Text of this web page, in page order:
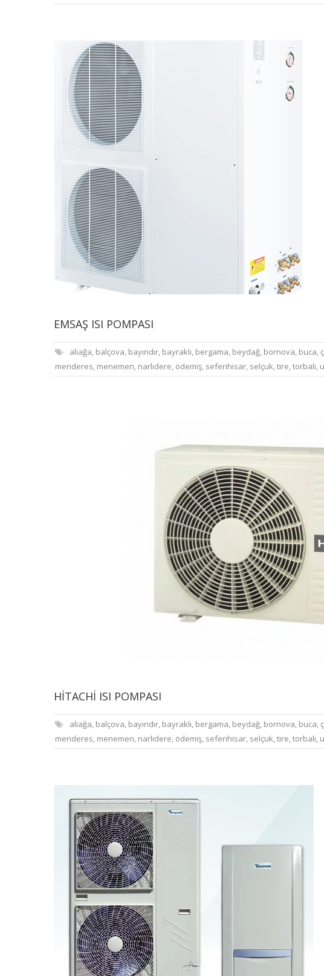
EMSAŞ ISI POMPASI
aliağa, balçova, bayındır, bayraklı, bergama, beydağ, bornova, buca,
menderes, menemen, narlıdere, ödemiş, seferihisar, selçuk,tire,torbalı,
HITACHI ISI POMPASI
aliağa, balçova, bayındır, bayraklı, bergama, beydağ, bornova, buca,
menderes, menemen, narlıdere, ödemiş, seferihisar, selçuk,tire,torbalı,